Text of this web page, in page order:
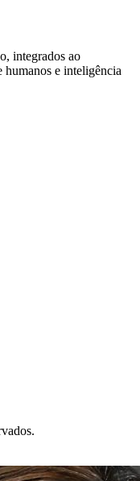
integrados ao
e inteligência